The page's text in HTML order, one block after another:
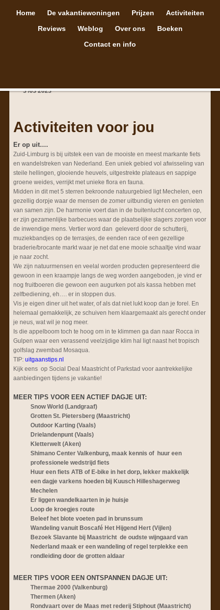
Home De vakantiewoningen Prijzen
Activiteiten
Reviews
Weblog Over ons
Boeken
Contact en info
3 /03 2023
Activiteiten voor jou
Er op uit….
Zuid-Limburg is bij uitstek een van de mooiste en meest markante fiets
en wandelstreken van Nederland. Een uniek gebied vol afwisseling van
steile hellingen, glooiende heuvels, uitgestrekte plateaus en sappige
groene weides, verrijkt met unieke flora en fauna.
Midden in dit met 5 sterren bekroonde natuurgebied ligt Mechelen, een
gezellig dorpje waar de mensen de zomer uitbundig vieren en genieten
van samen zijn. De harmonie voert dan in de buitenlucht concerten op,
er zijn gezamenlijke barbecues waar de plaatselijke slagers zorgen voor
de inwendige mens. Vertier word dan geleverd door de schutterij,
muziekbandjes op de terrasjes, de eenden race of een gezellige
braderie/brocante markt waar je net dat ene mooie schaaltje vind waar
je naar zocht.
We zijn natuurmensen en veelal worden producten gepresenteerd die
gewoon in een kraampje langs de weg worden aangeboden, je vind er
nog fruitboeren die gewoon een augurken pot als kassa hebben met
zelfbediening, eh…. er in stoppen dus.
Vis je eigen diner uit het water, of als dat niet lukt koop dan je forel. En
helemaal gemakkelijk, ze schuiven hem klaargemaakt als gerecht onder
je neus, wat wil je nog meer.
Is die appelboom toch te hoog om in te klimmen ga dan naar Rocca in
Gulpen waar een verassend veelzijdige klim hal ligt naast het tropisch
golfslag zwembad Mosaqua.
TIP: uitgaanstips.nl
Kijk eens op Social Deal Maastricht of Parkstad voor aantrekkelijke
aanbiedingen tijdens je vakantie!
MEER TIPS VOOR EEN ACTIEF DAGJE UIT:
Snow World (Landgraaf)
Grotten St. Pietersberg (Maastricht)
Outdoor Karting (Vaals)
Drielandenpunt (Vaals)
Kletterwelt (Aken)
Shimano Center Valkenburg, maak kennis of huur een
professionele wedstrijd fiets
Huur een fiets ATB of E-bike in het dorp, lekker makkelijk
een dagje varkens hoeden bij Kuusch Hilleshagerweg
Mechelen
Er liggen wandelkaarten in je huisje
Loop de kroegjes route
Beleef het blote voeten pad in brunssum
Wandeling vanuit Boscafé Het Hijgend Hert (Vijlen)
Bezoek Slavante bij Maastricht de oudste wijngaard van
Nederland maak er een wandeling of regel terplekke een
rondleiding door de grotten aldaar
MEER TIPS VOOR EEN ONTSPANNEN DAGJE UIT:
Thermae 2000 (Valkenburg)
Thermen (Aken)
Rondvaart over de Maas met rederij Stiphout (Maastricht)